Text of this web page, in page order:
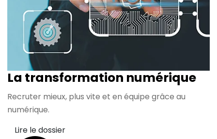
La transformation numérique
Recruter mieux, plus vite et en équipe grâce au
numérique.
Lire le dossier